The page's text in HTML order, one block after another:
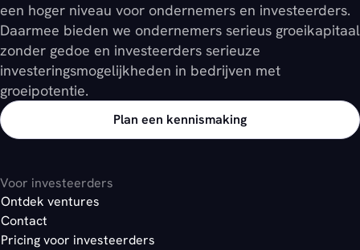
een hoger niveau voor ondernemers en investeerders.
Daarmee bieden we ondernemers serieus groeikapitaal
zonder gedoe en investeerders serieuze
investeringsmogelijkheden in bedrijven met
groeipotentie.
Plan een kennismaking
Voor investeerders
Ontdek ventures
Contact
Pricing voor investeerders